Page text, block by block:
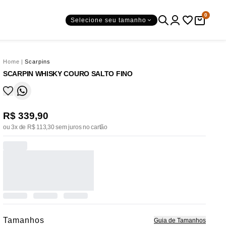
Selecione seu tamanho
0
Home | Scarpins
SCARPIN WHISKY COURO SALTO FINO
R$ 339,90
ou 3x de R$ 113,30 sem juros no cartão
Tamanhos Guia de Tamanhos